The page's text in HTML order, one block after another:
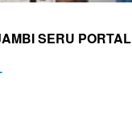
SERU PORTAL